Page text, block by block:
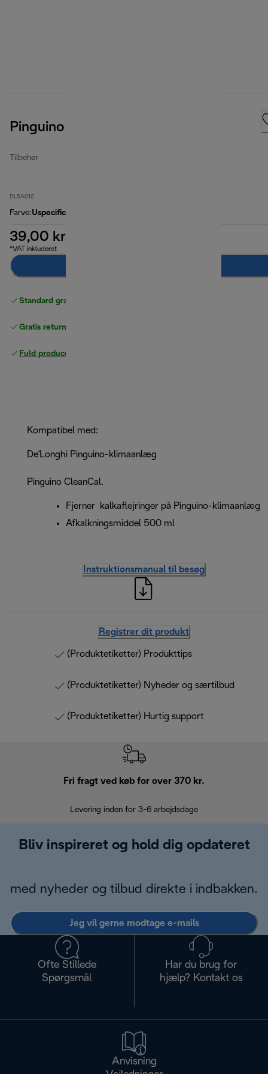
Pinguino Cleancal-afkalker
Tilbehør
DLSA010
Farve:Uspecificeret
39,00 kr.
*VAT inkluderet
Standard gratis levering
Gratis returneringer
Fuld producentgaranti
Kompatibel med:
De'Longhi Pinguino-klimaanlæg
Pinguino CleanCal.
Fjerner kalkaflejringer på Pinguino-klimaanlæg
Afkalkningsmiddel 500 ml
Instruktionsmanual til besøg
Registrer dit produkt
(Produktetiketter) Produkttips
(Produktetiketter) Nyheder og særtilbud
(Produktetiketter) Hurtig support
Fri fragt ved køb for over 370 kr.
Levering inden for 3-6 arbejdsdage
Bliv inspireret og hold dig opdateret
med nyheder og tilbud direkte i indbakken.
Jeg vil gerne modtage e-mails
Ofte Stillede
Spørgsmål
Har du brug for
hjælp? Kontakt os
Anvisning